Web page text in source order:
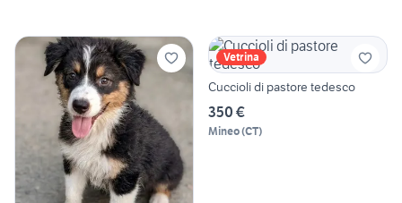
Vetrina
Cuccioli di pastore tedesco
350 €
Mineo(CT)